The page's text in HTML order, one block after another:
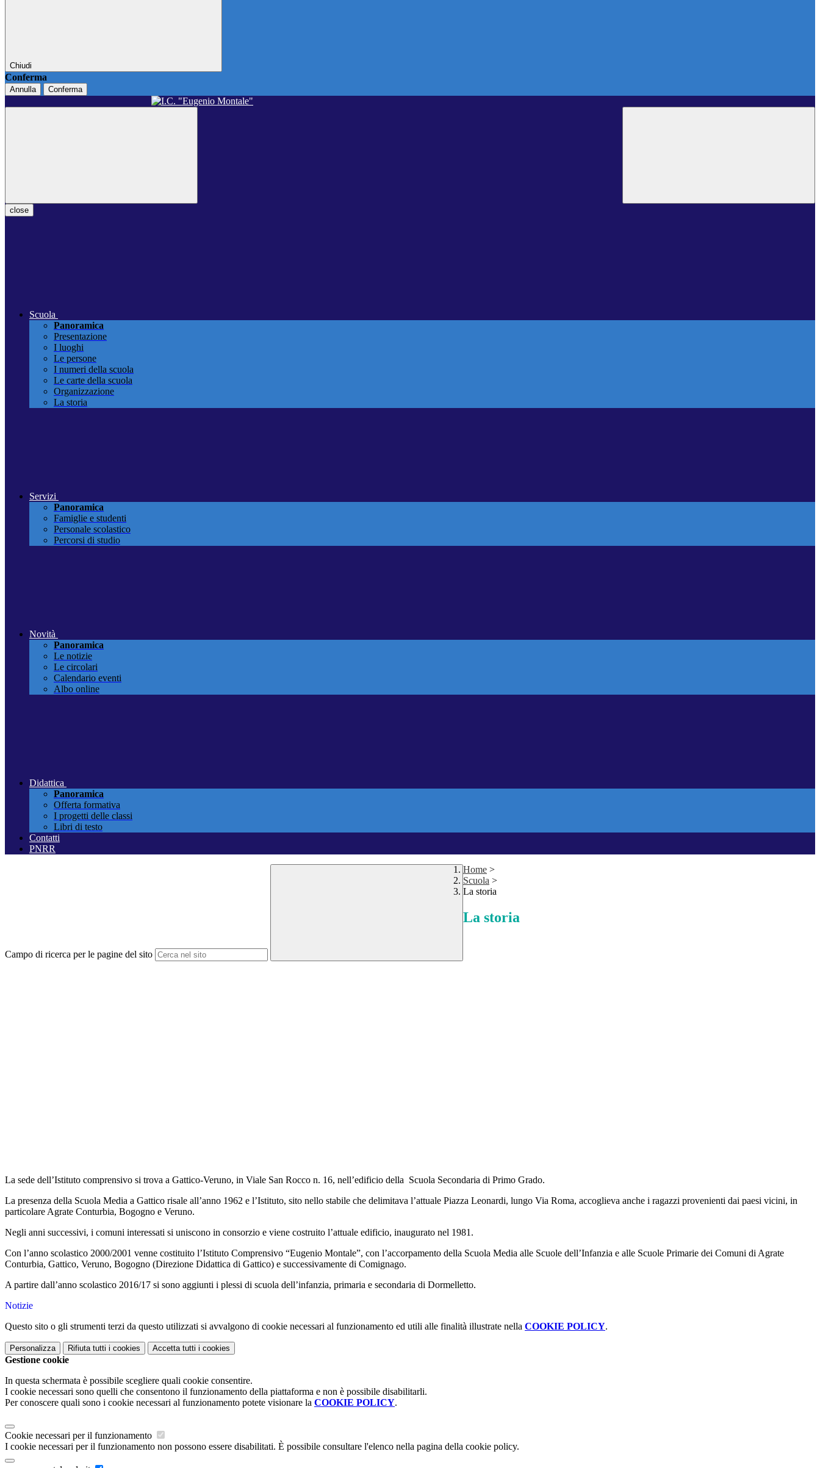
Chiudi
Conferma
Annulla Conferma
close
Scuola
Panoramica
Presentazione
I luoghi
Le persone
I numeri della scuola
Le carte della scuola
Organizzazione
La storia
Servizi
Panoramica
Famiglie e studenti
Personale scolastico
Percorsi di studio
Novità
Panoramica
Le notizie
Le circolari
Calendario eventi
Albo online
Didattica
Panoramica
Offerta formativa
I progetti delle classi
Libri di testo
Contatti
PNRR
Campo di ricerca per le pagine del sito
Home >
Scuola >
La storia
La storia
La sede dell’Istituto comprensivo si trova a Gattico-Veruno, in Viale San Rocco n. 16, nell’edificio della Scuola Secondaria di Primo Grado.
La presenza della Scuola Media a Gattico risale all’anno 1962 e l’Istituto, sito nello stabile che delimitava l’attuale Piazza Leonardi, lungo Via Roma, accoglieva anche i ragazzi provenienti dai paesi vicini, in
particolare Agrate Conturbia, Bogogno e Veruno.
Negli anni successivi, i comuni interessati si uniscono in consorzio e viene costruito l’attuale edificio, inaugurato nel 1981.
Con l’anno scolastico 2000/2001 venne costituito l’Istituto Comprensivo “Eugenio Montale”, con l’accorpamento della Scuola Media alle Scuole dell’Infanzia e alle Scuole Primarie dei Comuni di Agrate
Conturbia, Gattico, Veruno, Bogogno (Direzione Didattica di Gattico) e successivamente di Comignago.
A partire dall’anno scolastico 2016/17 si sono aggiunti i plessi di scuola dell’infanzia, primaria e secondaria di Dormelletto.
Notizie
Questo sito o gli strumenti terzi da questo utilizzati si avvalgono di cookie necessari al funzionamento ed utili alle finalità illustrate nella COOKIE POLICY.
Personalizza Rifiuta tutti i cookies Accetta tutti i cookies
Gestione cookie
In questa schermata è possibile scegliere quali cookie consentire.
I cookie necessari sono quelli che consentono il funzionamento della piattaforma e non è possibile disabilitarli.
Per conoscere quali sono i cookie necessari al funzionamento potete visionare la COOKIE POLICY.
Cookie necessari per il funzionamento
I cookie necessari per il funzionamento non possono essere disabilitati. È possibile consultare l'elenco nella pagina della cookie policy.